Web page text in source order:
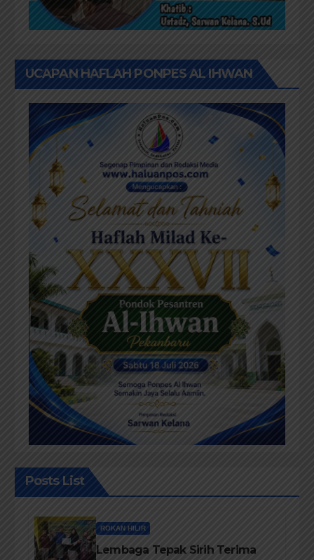
UCAPAN HAFLAH PONPES AL IHWAN
Posts List
ROKAN HILIR
Lembaga Tepak Sirih Terima